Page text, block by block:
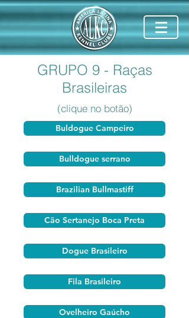
GRUPO 9 - Raças
Brasileiras
(clique no botão)
Buldogue Campeiro
Bulldogue serrano
Brazilian Bullmastiff
Cão Sertanejo Boca Preta
Dogue Brasileiro
Fila Brasileiro
Ovelheiro Gaúcho